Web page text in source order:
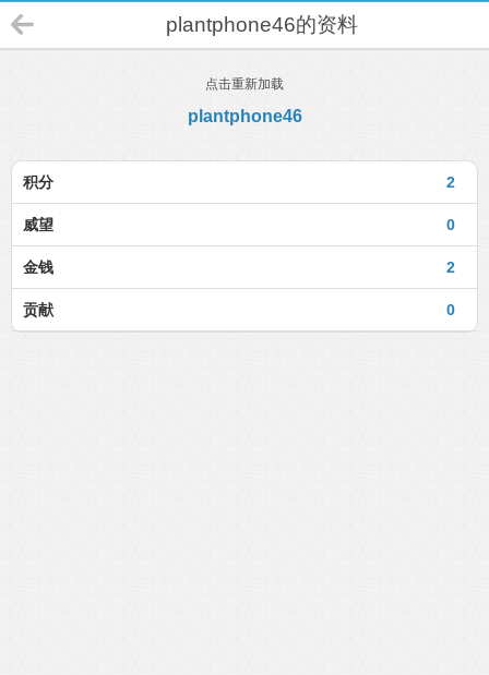
plantphone46的资料
点击重新加载
plantphone46
2
积分
0
威望
2
金钱
0
贡献